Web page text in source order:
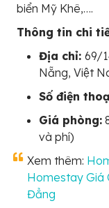
biển Mỹ Khê,….
Thông tin chi
Địa chỉ: 69/
Nẵng, Việt
Số điện
Giá phòng:
và phí)
Xem thêm:
Homestay Giá
Đẳng